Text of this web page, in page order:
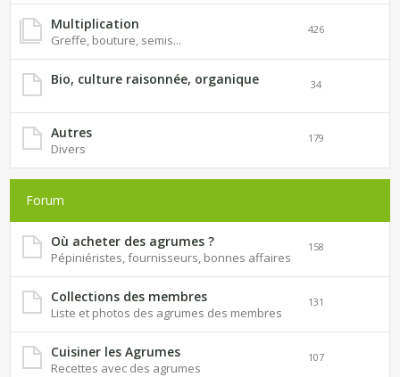
Multiplication
Greffe, bouture, semis...
426
Bio, culture raisonnée, organique 34
Autres
Divers
179
Forum
Où acheter des agrumes ?
Pépiniéristes, fournisseurs, bonnes affaires
158
Collections des membres
Liste et photos des agrumes des membres
131
Cuisiner les Agrumes
Recettes avec des agrumes
107